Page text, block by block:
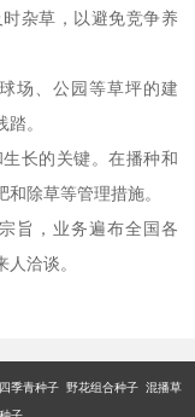
杂草，以避免竞争养
场、公园等草坪的建
。
长的关键。在播种和
除草等管理措施。
旨，业务遍布全国各
洽谈。
季青种子 野花组合种子 混播草